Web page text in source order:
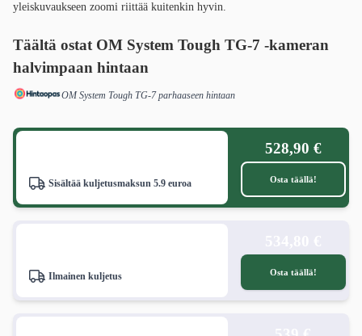
yleiskuvaukseen zoomi riittää kuitenkin hyvin.
Täältä ostat OM System Tough TG-7 -kameran
halvimpaan hintaan
OM System Tough TG-7 parhaaseen hintaan
Sisältää kuljetusmaksun 5.9 euroa
528,90 €
Osta täällä!
Ilmainen kuljetus Osta täällä!